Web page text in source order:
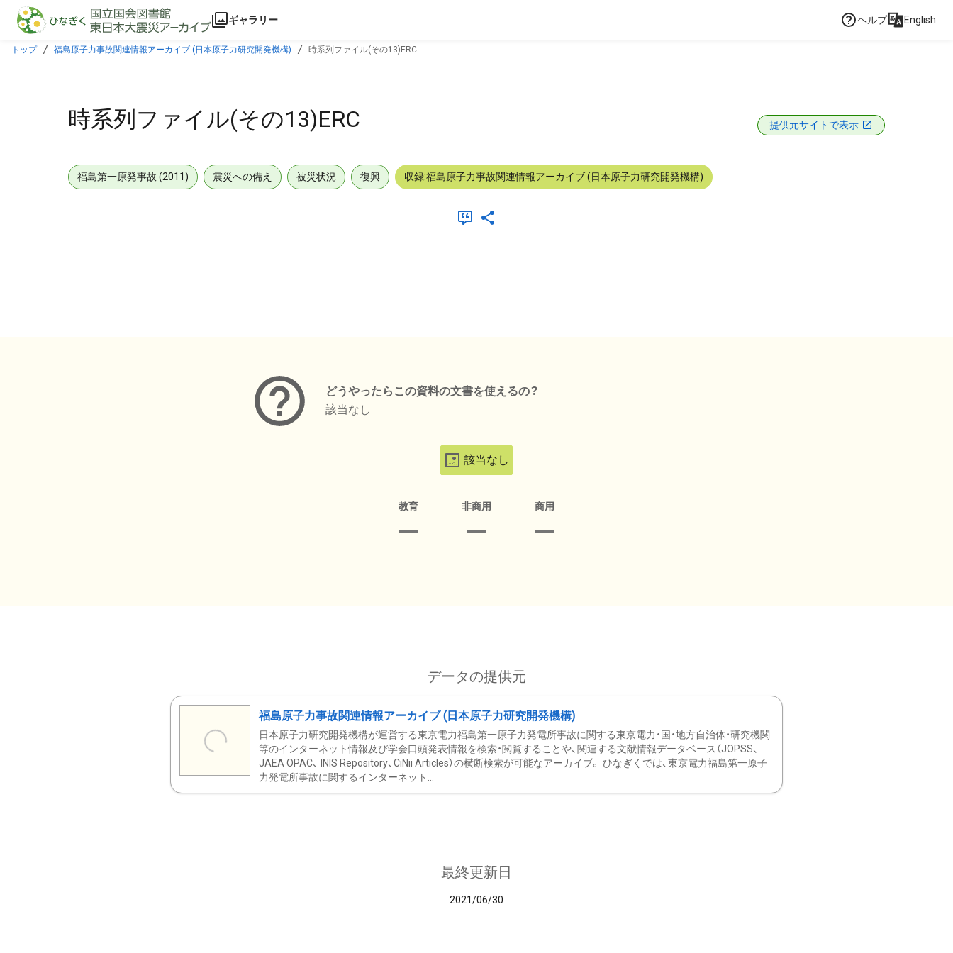
本文に飛ぶ
ギャラリー ヘルプ English
トップ 福島原子力事故関連情報アーカイブ (日本原子力研究開発機構) 時系列ファイル(その13)ERC
時系列ファイル(その13)ERC 提供元サイトで表示
福島第一原発事故 (2011) 震災への備え 被災状況 復興 収録:福島原子力事故関連情報アーカイブ (日本原子力研究開発機構)
どうやったらこの資料の文書を使えるの？
該当なし
該当なし
教育 非商用 商用
データの提供元
福島原子力事故関連情報アーカイブ (日本原子力研究開発機構)
日本原子力研究開発機構が運営する東京電力福島第一原子力発電所事故に関する東京電力・国・地方自治体・研究機関
等のインターネット情報及び学会口頭発表情報を検索・閲覧することや、関連する文献情報データベース（JOPSS、
JAEA OPAC、 INIS Repository、CiNii Articles）の横断検索が可能なアーカイブ。 ひなぎくでは、東京電力福島第一原子
力発電所事故に関するインターネット...
最終更新日
2021/06/30